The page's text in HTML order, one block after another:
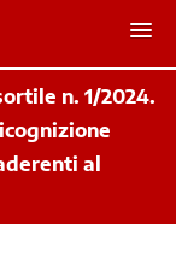
n. 1/2024.
al